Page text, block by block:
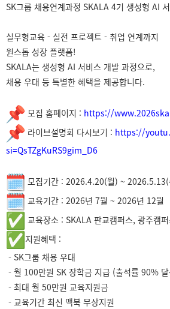
SK그룹 채용연계과정 SKALA 4기 생성형 AI
실무형교육 - 실전 프로젝트 - 취업 연계까지
원스톱 성장 플랫폼!
SKALA는 생성형 AI 서비스 개발 과정으로,
채용 우대 등 특별한 혜택을 제공합니다.
모집 홈페이지 : https://
라이브설명회 다시보기 : https://
si=QsTZgKuRS9gim_D6
모집기간 : 2026.4.20(월) ~
교육기간 : 2026년 7월 ~ 2026년 12월
교육장소 : SKALA 판교캠퍼스, 광주캠
지원혜택 :
- SK그룹 채용 우대
- 월 100만원 SK 장학금 지급 (출석률 90%
- 최대 월 50만원 교육지원금
- 교육기간 최신 맥북 무상지원